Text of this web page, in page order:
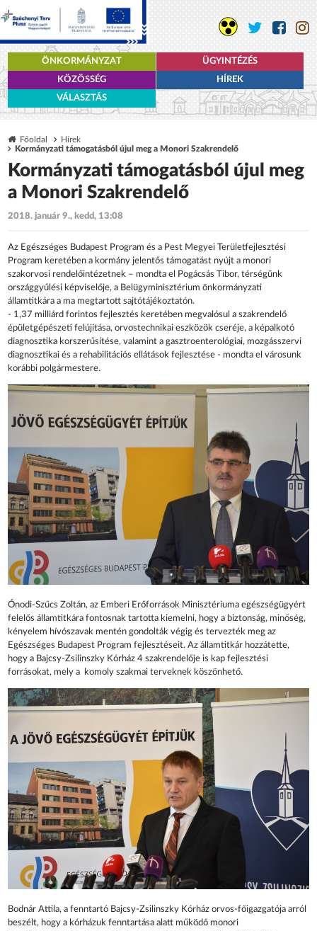
ÖNKORMÁNYZAT
ÜGYINTÉZÉS
KÖZÖSSÉG
HÍREK
VÁLASZTÁS
Főoldal
Hírek
Kormányzati támogatásból újul meg a Monori Szakrendelő
Kormányzati támogatásból újul meg
a Monori Szakrendelő
2018. január 9., kedd, 13:08
Az Egészséges Budapest Program és a Pest Megyei Területfejlesztési
Program keretében a kormány jelentős támogatást nyújt a monori
szakorvosi rendelőintézetnek – mondta el Pogácsás Tibor, térségünk
országgyűlési képviselője, a Belügyminisztérium önkormányzati
államtitkára a ma megtartott sajtótájékoztatón.
- 1,37 milliárd forintos fejlesztés keretében megvalósul a szakrendelő
épületgépészeti felújítása, orvostechnikai eszközök cseréje, a képalkotó
diagnosztika korszerűsítése, valamint a gasztroenterológiai, mozgásszervi
diagnosztikai és a rehabilitációs ellátások fejlesztése - mondta el városunk
korábbi polgármestere.
Ónodi-Szűcs Zoltán, az Emberi Erőforrások Minisztériuma egészségügyért
felelős államtitkára fontosnak tartotta kiemelni, hogy a biztonság, minőség,
kényelem hívószavak mentén gondolták végig és tervezték meg az
Egészséges Budapest Program fejlesztéseit. Az államtitkár hozzátette,
hogy a Bajcsy-Zsilinszky Kórház 4 szakrendelője is kap fejlesztési
forrásokat, mely a komoly szakmai terveknek köszönhető.
Bodnár Attila, a fenntartó Bajcsy-Zsilinszky Kórház orvos-főigazgatója arról
beszélt, hogy a kórházuk fenntartása alatt működő monori